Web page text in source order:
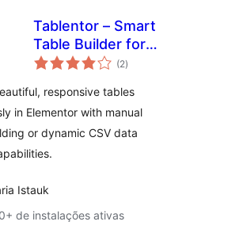
Tablentor – Smart
Table Builder for
Elementor
(2total
de
)
responsive tables
in Elementor with manual
or dynamic CSV data
Istauk
de instalações ativas